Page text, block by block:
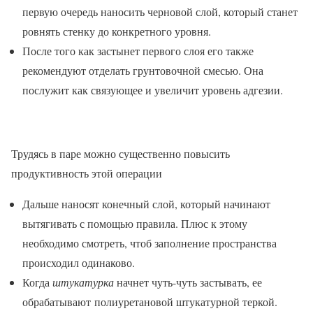
первую очередь наносить черновой слой, который станет
ровнять стенку до конкретного уровня.
После того как застынет первого слоя его также
рекомендуют отделать грунтовочной смесью. Она
послужит как связующее и увеличит уровень адгезии.
Трудясь в паре можно существенно повысить
продуктивность этой операции
Дальше наносят конечный слой, который начинают
вытягивать с помощью правила. Плюс к этому
необходимо смотреть, чтоб заполнение пространства
происходил одинаково.
Когда штукатурканачнет чуть-чуть застывать, ее
обрабатывают полиуретановой штукатурной теркой.